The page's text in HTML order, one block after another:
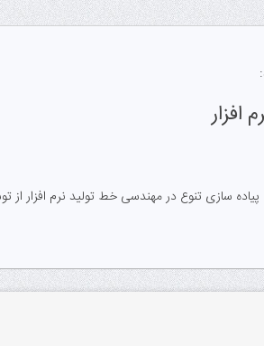
افزار
پیاده سازی تنوع در مهندسی خط تولید نرم افزار از